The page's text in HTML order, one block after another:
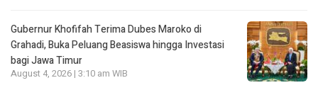
Gubernur Khofifah Terima Dubes Maroko di
Grahadi, Buka Peluang Beasiswa hingga Investasi
bagi Jawa Timur
August 4, 2026 | 3:10 am WIB